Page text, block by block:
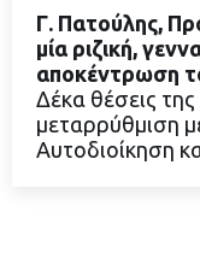
Γ. Πατούλης,
μία ριζική,
αποκέντρωση
Δέκα θέσεις
μεταρρύθμιση
Αυτοδιοίκηση